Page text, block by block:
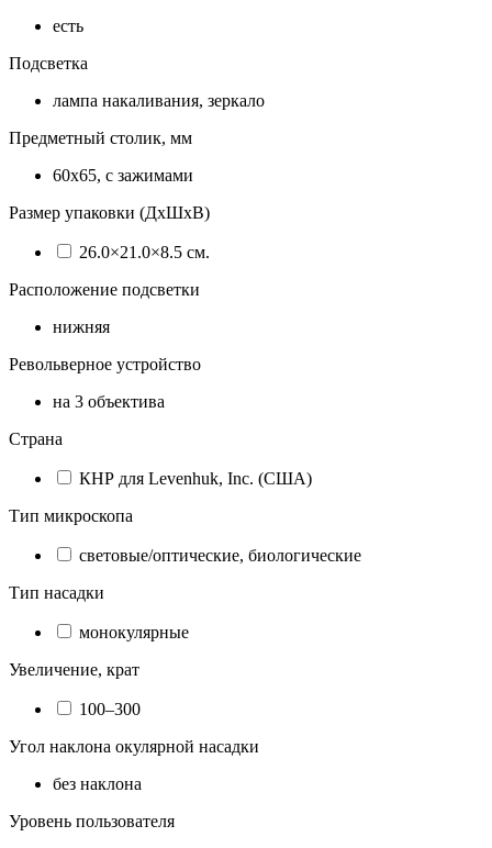
есть
Подсветка
лампа накаливания, зеркало
Предметный столик, мм
60x65, с зажимами
Размер упаковки (ДхШхВ)
26.0×21.0×8.5 см.
Расположение подсветки
нижняя
Револьверное устройство
на 3 объектива
Страна
КНР для Levenhuk, Inc. (США)
Тип микроскопа
световые/оптические, биологические
Тип насадки
монокулярные
Увеличение, крат
100–300
Угол наклона окулярной насадки
без наклона
Уровень пользователя